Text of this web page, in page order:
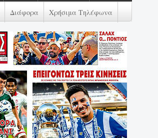
Διάφορα Χρήσιμα Τηλέφωνα